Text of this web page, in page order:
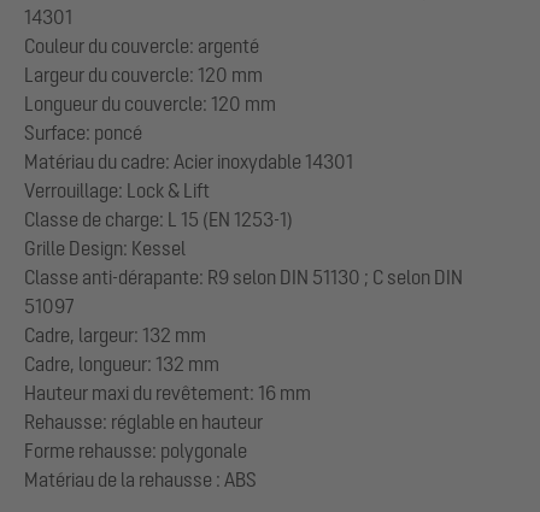
14301
Couleur du couvercle: argenté
Largeur du couvercle: 120 mm
Longueur du couvercle: 120 mm
Surface: poncé
Matériau du cadre: Acier inoxydable 14301
Verrouillage: Lock & Lift
Classe de charge: L 15 (EN 1253-1)
Grille Design: Kessel
Classe anti-dérapante: R9 selon DIN 51130 ; C selon DIN
51097
Cadre, largeur: 132 mm
Cadre, longueur: 132 mm
Hauteur maxi du revêtement: 16 mm
Rehausse: réglable en hauteur
Forme rehausse: polygonale